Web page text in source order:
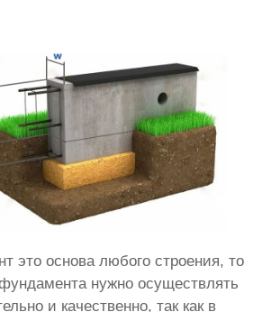
это основа любого строения, то
нужно осуществлять
и качественно, так как в